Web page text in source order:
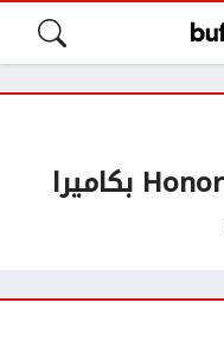
مراجعة هاتف Honor 300 Pro بكاميرا